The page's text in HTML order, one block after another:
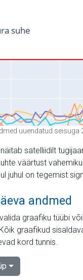
uuendatud seisuga
satelliidilt
väärtust
juhul on tegemist
andmed
graafiku tüübi
graafikud
kord tunnis.